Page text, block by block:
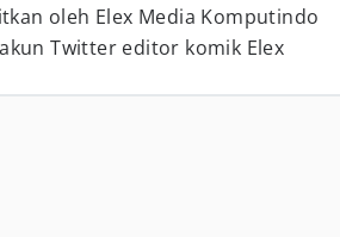
oleh Elex Media Komputindo
Twitter editor komik Elex